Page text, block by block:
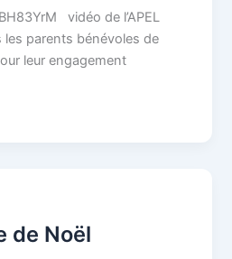
vidéo de l’APEL
les parents bénévoles de
leur engagement
de Noël